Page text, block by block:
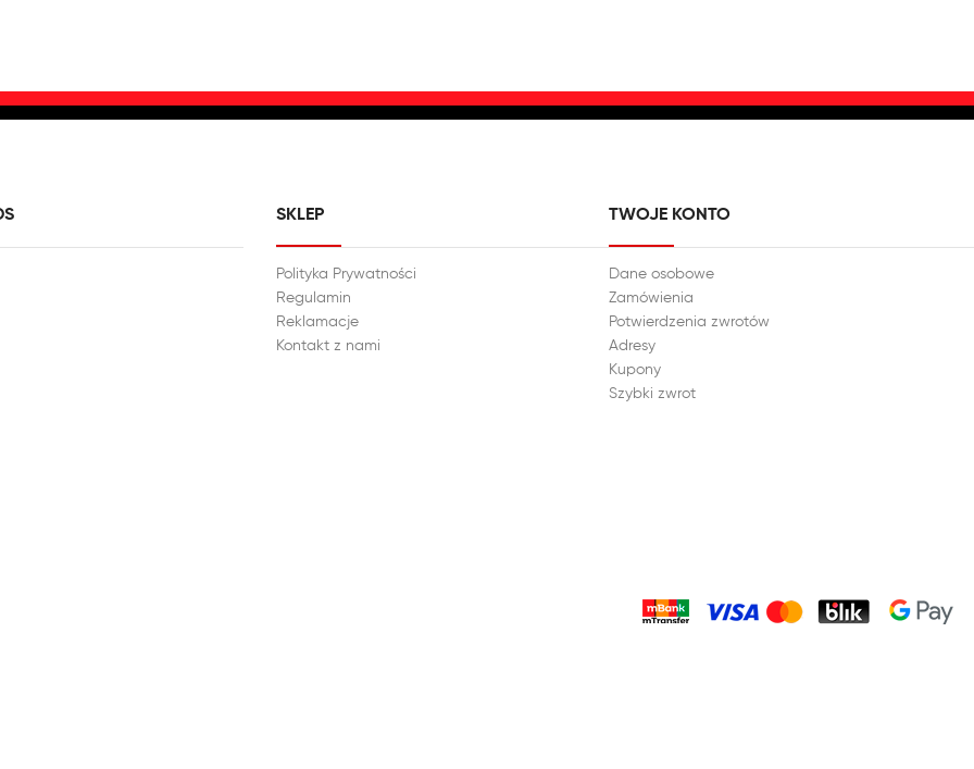
SKLEP
Polityka Prywatności
Regulamin
Reklamacje
Kontakt z nami
TWOJE KONTO
Dane osobowe
Zamówienia
Potwierdzenia zwrotów
Adresy
Kupony
Szybki zwrot